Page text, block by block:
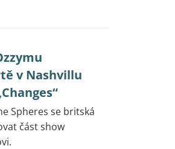
v Nashvillu
Spheres se britská
část show